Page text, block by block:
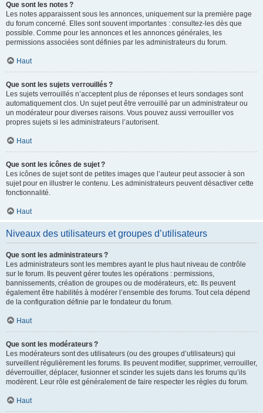
Que sont les notes ?
Les notes apparaissent sous les annonces, uniquement sur la première page
du forum concerné. Elles sont souvent importantes : consultez-les dès que
possible. Comme pour les annonces et les annonces générales, les
permissions associées sont définies par les administrateurs du forum.
Haut
Que sont les sujets verrouillés ?
Les sujets verrouillés n’acceptent plus de réponses et leurs sondages sont
automatiquement clos. Un sujet peut être verrouillé par un administrateur ou
un modérateur pour diverses raisons. Vous pouvez aussi verrouiller vos
propres sujets si les administrateurs l’autorisent.
Haut
Que sont les icônes de sujet ?
Les icônes de sujet sont de petites images que l’auteur peut associer à son
sujet pour en illustrer le contenu. Les administrateurs peuvent désactiver cette
fonctionnalité.
Haut
Niveaux des utilisateurs et groupes d’utilisateurs
Que sont les administrateurs ?
Les administrateurs sont les membres ayant le plus haut niveau de contrôle
sur le forum. Ils peuvent gérer toutes les opérations : permissions,
bannissements, création de groupes ou de modérateurs, etc. Ils peuvent
également être habilités à modérer l’ensemble des forums. Tout cela dépend
de la configuration définie par le fondateur du forum.
Haut
Que sont les modérateurs ?
Les modérateurs sont des utilisateurs (ou des groupes d’utilisateurs) qui
surveillent régulièrement les forums. Ils peuvent modifier, supprimer, verrouiller,
déverrouiller, déplacer, fusionner et scinder les sujets dans les forums qu’ils
modèrent. Leur rôle est généralement de faire respecter les règles du forum.
Haut